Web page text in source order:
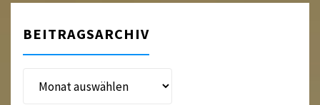
BEITRAGSARCHIV
Beitragsarchiv